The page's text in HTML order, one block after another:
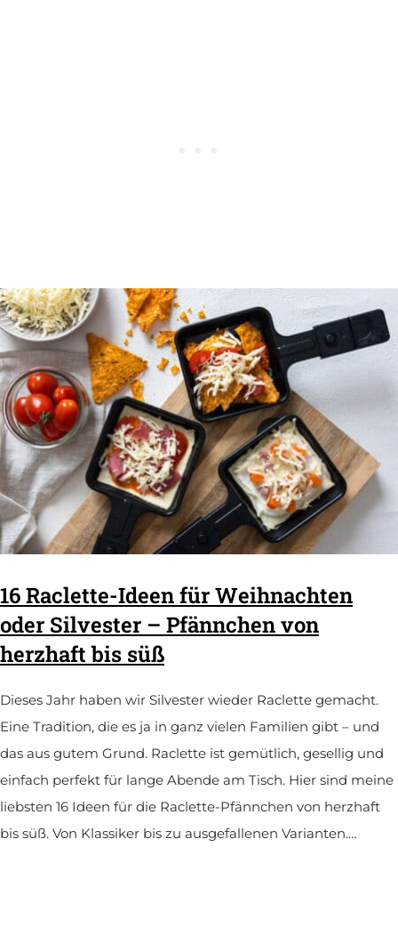
16 Raclette-Ideen für Weihnachten
oder Silvester – Pfännchen von
herzhaft bis süß
Dieses Jahr haben wir Silvester wieder Raclette gemacht.
Eine Tradition, die es ja in ganz vielen Familien gibt – und
das aus gutem Grund. Raclette ist gemütlich, gesellig und
einfach perfekt für lange Abende am Tisch. Hier sind meine
liebsten 16 Ideen für die Raclette-Pfännchen von herzhaft
bis süß. Von Klassiker bis zu ausgefallenen Varianten.…